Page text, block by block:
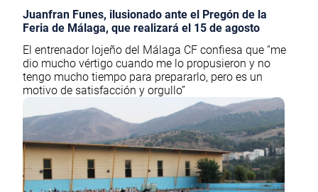
Juanfran Funes, ilusionado ante el Pregón de la
Feria de Málaga, que realizará el 15 de agosto
El entrenador lojeño del Málaga CF confiesa que “me
dio mucho vértigo cuando me lo propusieron y no
tengo mucho tiempo para prepararlo, pero es un
motivo de satisfacción y orgullo”